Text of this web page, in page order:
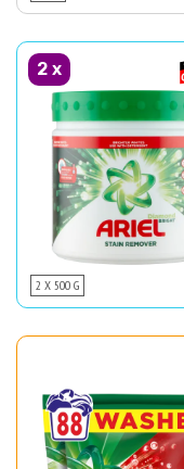
2 x
2 X 500 G